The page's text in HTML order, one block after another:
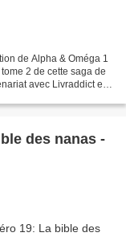
de Alpha & Oméga 1
2 de cette saga de
avec Livraddict et
des nanas -